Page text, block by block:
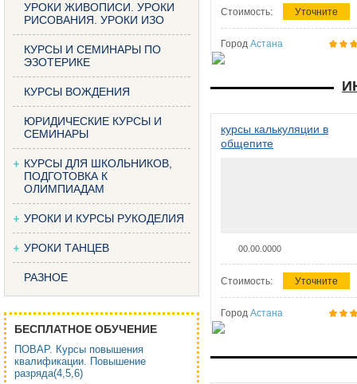
УРОКИ ЖИВОПИСИ. УРОКИ
РИСОВАНИЯ. УРОКИ ИЗО
КУРСЫ И СЕМИНАРЫ ПО
ЭЗОТЕРИКЕ
КУРСЫ ВОЖДЕНИЯ
ЮРИДИЧЕСКИЕ КУРСЫ И
СЕМИНАРЫ
КУРСЫ ДЛЯ ШКОЛЬНИКОВ,
ПОДГОТОВКА К
ОЛИМПИАДАМ
УРОКИ И КУРСЫ РУКОДЕЛИЯ
УРОКИ ТАНЦЕВ
РАЗНОЕ
БЕСПЛАТНОЕ ОБУЧЕНИЕ
ПОВАР. Курсы повышения
квалификации. Повышение
разряда(4,5,6)
Стоимость: Уточните
Город Астана
курсы калькуляции в
общепите
00.00.0000
Стоимость: Уточните
Город Астана